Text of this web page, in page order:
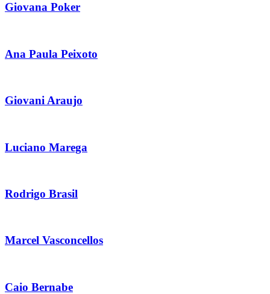
Giovana Poker
Ana Paula Peixoto
Giovani Araujo
Luciano Marega
Rodrigo Brasil
Marcel Vasconcellos
Caio Bernabe